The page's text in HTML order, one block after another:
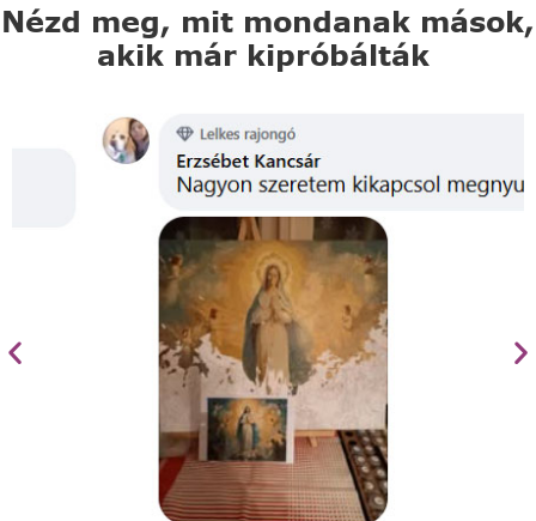
Nézd meg, mit mondanak mások,
akik már kipróbálták